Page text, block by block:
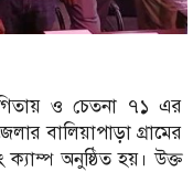
ও চেতনা ৭১ এর
বালিয়াপাড়া গ্রামের
ক্যাম্প অনুষ্ঠিত হয়। উক্ত